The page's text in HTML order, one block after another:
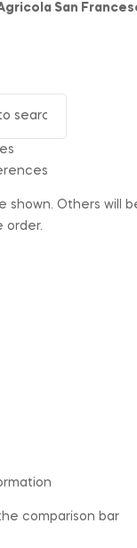
San
Others will
order.
comparison bar